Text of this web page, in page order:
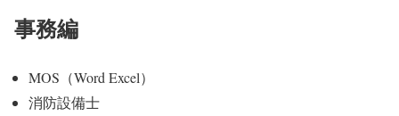
事務編
MOS（Word Excel）
消防設備士